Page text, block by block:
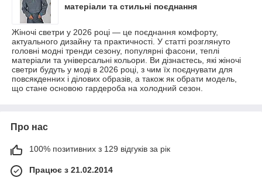
матеріали та стильні поєднання
Жіночі светри у 2026 році — це поєднання комфорту,
актуального дизайну та практичності. У статті розглянуто
головні модні тренди сезону, популярні фасони, теплі
матеріали та універсальні кольори. Ви дізнаєтесь, які жіночі
светри будуть у моді в 2026 році, з чим їх поєднувати для
повсякденних і ділових образів, а також як обрати модель,
що стане основою гардероба на холодний сезон.
Про нас
100% позитивних з 129 відгуків за рік
Працює з 21.02.2014